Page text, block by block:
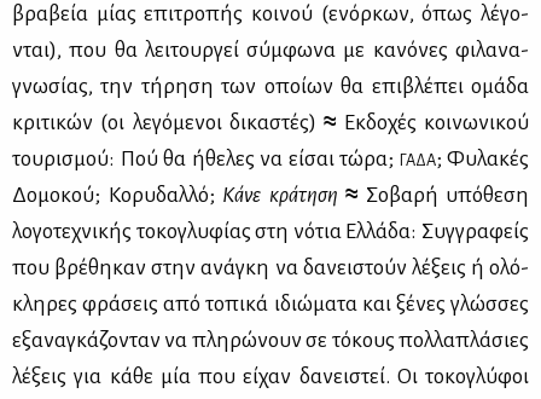
βρα­βεία μί­ας επι­τρο­πής κοι­νού (ενόρ­κων, όπως λέ­γο­
νται), που θα λει­τουρ­γεί σύμ­φω­να με κα­νό­νες φι­λα­να­
γνω­σί­ας, την τή­ρη­ση των οποί­ων θα επι­βλέ­πει ομά­δα
κρι­τι­κών (οι λε­γό­με­νοι δι­κα­στές)≈ Εκ­δο­χές κοι­νω­νι­κού
του­ρι­σμού: Πού θα ήθε­λες να εί­σαι τώ­ρα; ΓΑ­ΔΑ; Φυ­λα­κές
Δο­μο­κού; Κο­ρυ­δαλ­λό; Κά­νε κρά­τη­ση ≈ Σο­βα­ρή υπό­θε­ση
λο­γο­τε­χνι­κής το­κο­γλυ­φί­ας στη νό­τια Ελ­λά­δα: Συγ­γρα­φείς
που βρέ­θη­καν στην ανά­γκη να δα­νει­στούν λέ­ξεις ή ολό­
κλη­ρες φρά­σεις από το­πι­κά ιδιώ­μα­τα και ξέ­νες γλώσ­σες
εξα­να­γκά­ζο­νταν να πλη­ρώ­νουν σε τό­κους πολ­λα­πλά­σιες
λέ­ξεις για κά­θε μία που εί­χαν δα­νει­στεί. Οι το­κο­γλύ­φοι